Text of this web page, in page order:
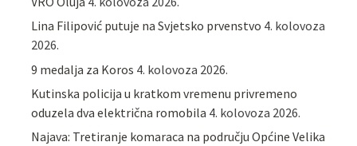
Lina Filipović putuje na Svjetsko prvenstvo 4. kolovoza
2026.
9 medalja za Koros 4. kolovoza 2026.
Kutinska policija u kratkom vremenu privremeno
oduzela dva električna romobila 4. kolovoza 2026.
Najava: Tretiranje komaraca na području Općine Velika